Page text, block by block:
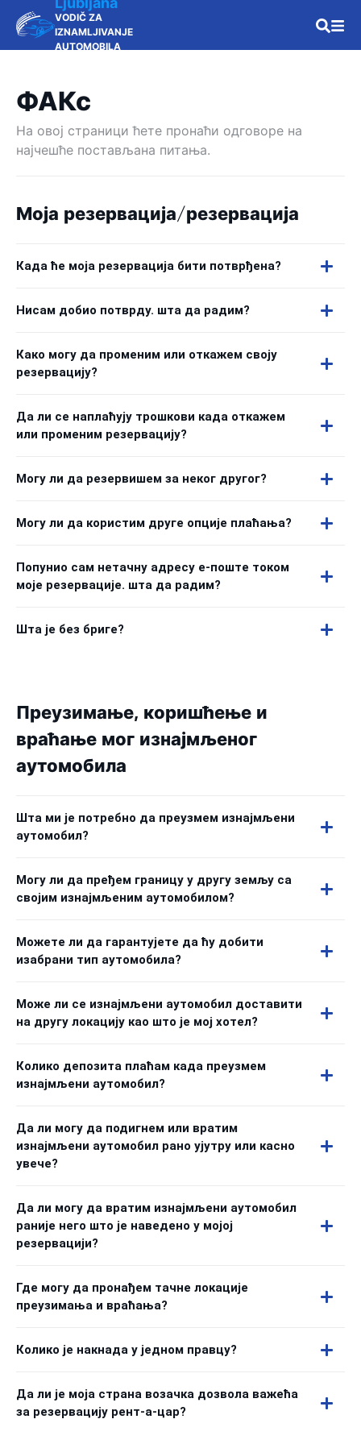
VODIČ ZA
IZNAMLJIVANJE
AUTOMOBILA
ФАКс
На овој страници ћете пронаћи одговоре на
најчешће постављана питања.
Моја резервација/резервација
Када ће моја резервација бити потврђена?
Нисам добио потврду. шта да радим?
Како могу да променим или откажем своју
резервацију?
Да ли се наплаћују трошкови када откажем
или променим резервацију?
Могу ли да резервишем за неког другог?
Могу ли да користим друге опције плаћања?
Попунио сам нетачну адресу е-поште током
моје резервације. шта да радим?
Шта је без бриге?
Преузимање, коришћење и
враћање мог изнајмљеног
аутомобила
Шта ми је потребно да преузмем изнајмљени
аутомобил?
Могу ли да пређем границу у другу земљу са
својим изнајмљеним аутомобилом?
Можете ли да гарантујете да ћу добити
изабрани тип аутомобила?
Може ли се изнајмљени аутомобил доставити
на другу локацију као што је мој хотел?
Колико депозита плаћам када преузмем
изнајмљени аутомобил?
Да ли могу да подигнем или вратим
изнајмљени аутомобил рано ујутру или касно
увече?
Да ли могу да вратим изнајмљени аутомобил
раније него што је наведено у мојој
резервацији?
Где могу да пронађем тачне локације
преузимања и враћања?
Колико је накнада у једном правцу?
Да ли је моја страна возачка дозвола важећа
за резервацију рент-а-цар?